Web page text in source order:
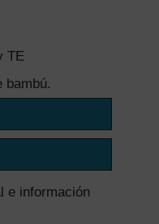
TE
bambú.
e información